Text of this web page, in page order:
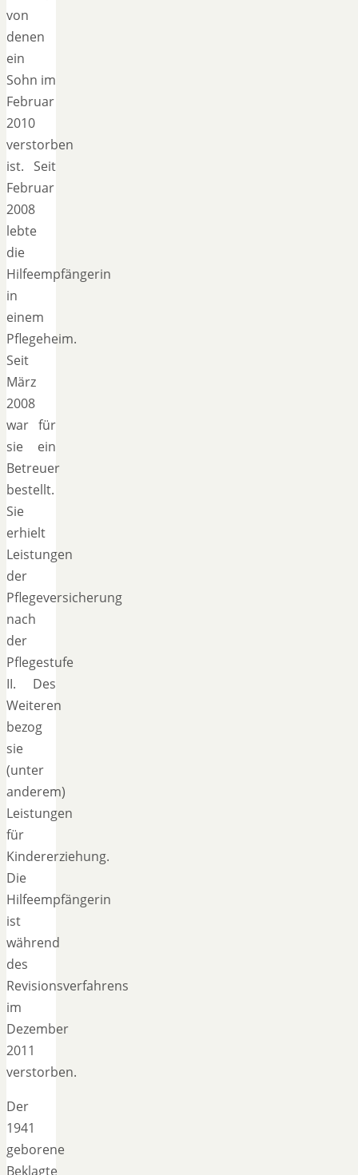
von
denen
ein
Sohn im
Februar
2010
verstorben
ist. Seit
Februar
2008
lebte
die
Hilfeempfängerin
in
einem
Pflegeheim.
Seit
März
2008
war für
sie ein
Betreuer
bestellt.
Sie
erhielt
Leistungen
der
Pflegeversicherung
nach
der
Pflegestufe
II. Des
Weiteren
bezog
sie
(unter
anderem)
Leistungen
für
Kindererziehung.
Die
Hilfeempfängerin
ist
während
des
Revisionsverfahrens
im
Dezember
2011
verstorben.
Der
1941
geborene
Beklagte